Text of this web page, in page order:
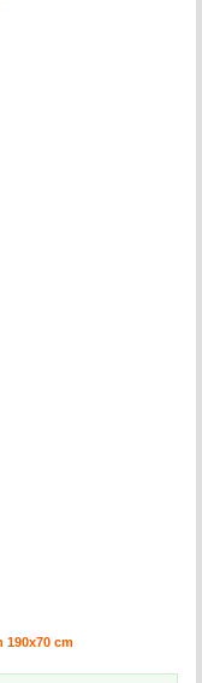
190x70 cm